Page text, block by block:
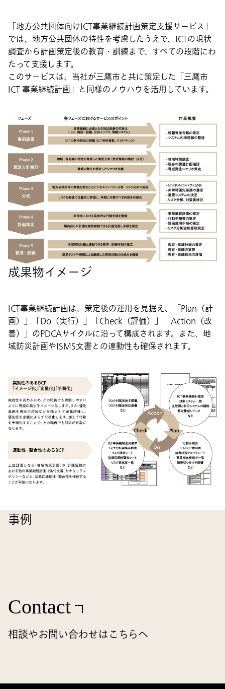
「地方公共団体向けICT事業継続計画策定支援サービス」
では、地方公共団体の特性を考慮したうえで、ICTの現状
調査から計画策定後の教育・訓練まで、すべての段階にわ
たって支援します。
このサービスは、当社が三鷹市と共に策定した「三鷹市
ICT 事業継続計画」と同様のノウハウを活用しています。
成果物イメージ
ICT事業継続計画は、策定後の運用を見据え、「Plan（計
画）」「Do（実行）」「Check（評価）」「Action（改
善）」のPDCAサイクルに沿って構成されます。また、地
域防災計画やISMS文書との連動性も確保されます。
事例
Contact
相談やお問い合わせはこちらへ